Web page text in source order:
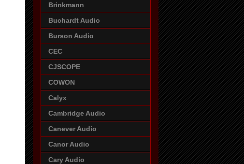
Brinkmann
Buchardt Audio
Burson Audio
CEC
CJSCOPE
COWON
Calyx
Cambridge Audio
Canever Audio
Canor Audio
Cary Audio